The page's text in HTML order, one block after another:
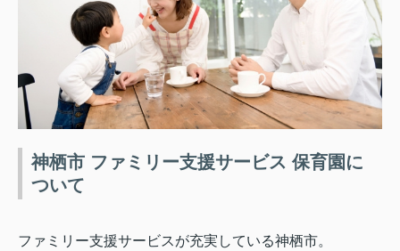
神栖市 ファミリー支援サービス 保育園に
ついて
ファミリー支援サービスが充実している神栖市。